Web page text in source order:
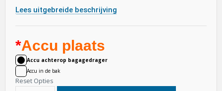
Lees uitgebreide beschrijving
*Accu plaats
Accu achterop bagagedrager
Accu in de bak
Reset Opties